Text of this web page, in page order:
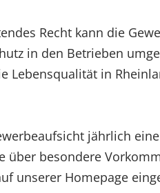
Recht kann die
in den Betrieben
Lebensqualität in
jährlich
über besondere
unserer Homepage